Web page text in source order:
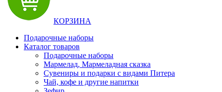
КОРЗИНА
Подарочные наборы
Каталог товаров
Подарочные наборы
Мармелад, Мармеладная сказка
Сувениры и подарки с видами Питера
Чай, кофе и другие напитки